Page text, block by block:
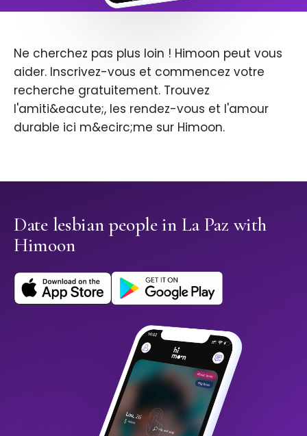
Ne cherchez pas plus loin ! Himoon peut vous
aider. Inscrivez-vous et commencez votre
recherche gratuitement. Trouvez
l'amiti&eacute;, les rendez-vous et l'amour
durable ici m&ecirc;me sur Himoon.
Date lesbian people in La Paz with
Himoon